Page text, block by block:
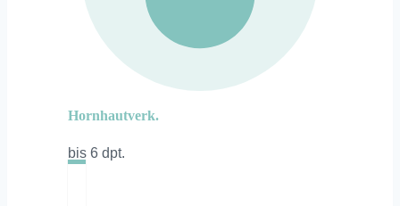
Hornhautverk.
bis 6 dpt.